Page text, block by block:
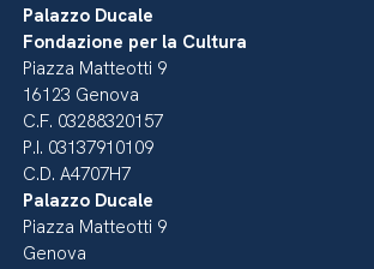
Palazzo Ducale
Fondazione per la Cultura
Piazza Matteotti 9
16123 Genova
C.F. 03288320157
P.I. 03137910109
C.D. A4707H7
Palazzo Ducale
Piazza Matteotti 9
Genova